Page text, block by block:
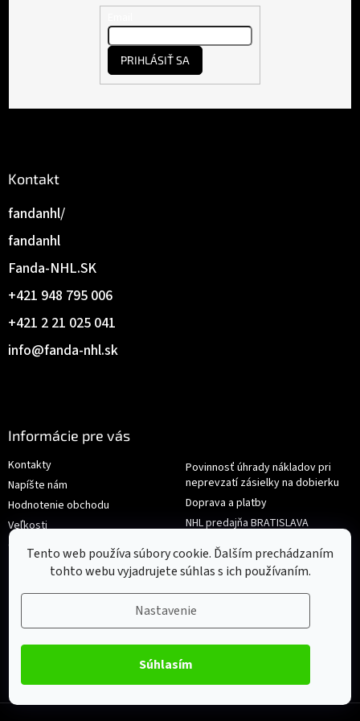
Tento web používa súbory cookie. Ďalším prechádzaním
tohto webu vyjadrujete súhlas s ich používaním.
Nastavenie
Súhlasím
y
ý
p
s
Kontakt
info@fanda-nhl.sk
+421 2 21 025 041
+421 948 795 006
Fanda-NHL.SK
fandanhl
fandanhl/
Informácie pre vás
Kontakty
Napíšte nám
Hodnotenie obchodu
Veľkosti
Obchodné podmienky
Povinnosť úhrady nákladov pri
neprevzatí zásielky na dobierku
Doprava a platby
NHL predajňa BRATISLAVA
Reklamace/Výměna
PRIHLÁSIŤ SA